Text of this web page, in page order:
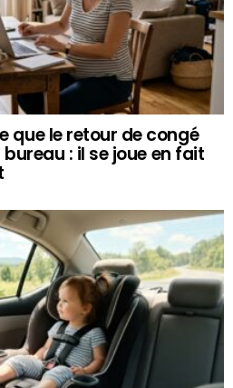
que le retour de congé
: il se joue en fait